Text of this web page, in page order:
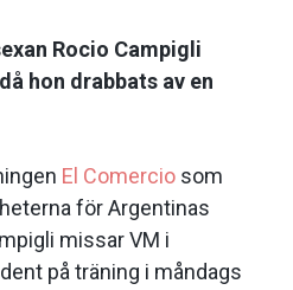
Rocio Campigli
hon drabbats av en
El Comercio som
för Argentinas
missar VM i
på träning i måndags